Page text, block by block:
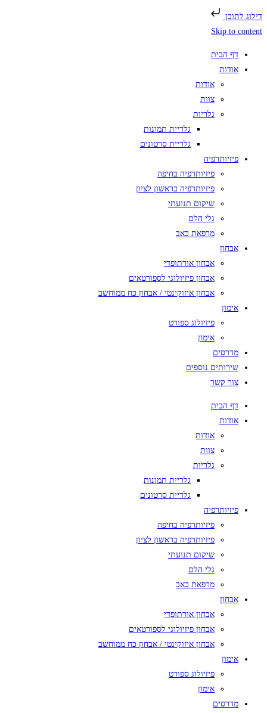
דילוג לתוכן
Skip to content
דף הבית
אודות
אודות
צוות
גלריות
גלריית תמונות
גלריית סרטונים
פיזיותרפיה
פיזיותרפיה בחיפה
פיזיותרפיה בראשון לציון
שיקום תנועתי
גלי הלם
מרפאת כאב
אבחון
אבחון אורתופדי
אבחון פיזיולוגי לספורטאים
אבחון איזוקינטי / אבחון כח ממוחשב
אימון
פיזיולוג ספורט
אימון
מדרסים
שירותים נוספים
צור קשר
דף הבית
אודות
אודות
צוות
גלריות
גלריית תמונות
גלריית סרטונים
פיזיותרפיה
פיזיותרפיה בחיפה
פיזיותרפיה בראשון לציון
שיקום תנועתי
גלי הלם
מרפאת כאב
אבחון
אבחון אורתופדי
אבחון פיזיולוגי לספורטאים
אבחון איזוקינטי / אבחון כח ממוחשב
אימון
פיזיולוג ספורט
אימון
מדרסים